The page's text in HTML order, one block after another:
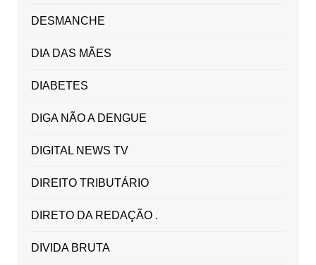
DESMANCHE
DIA DAS MÃES
DIABETES
DIGA NÃO A DENGUE
DIGITAL NEWS TV
DIREITO TRIBUTÁRIO
DIRETO DA REDAÇÃO .
DIVIDA BRUTA